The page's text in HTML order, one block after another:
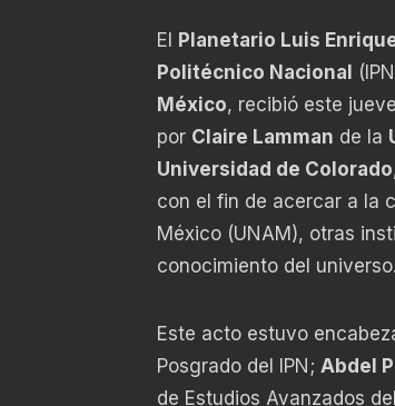
El Planetario Luis
Politécnico Nacional
México, recibió este
por Claire Lamman de la
Universidad de Colorado
con el fin de acercar a la
México (UNAM), otras
conocimiento del universo.
Este acto estuvo
Posgrado del IPN; Abdel
de Estudios Avanzados